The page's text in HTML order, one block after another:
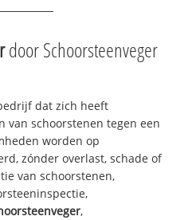
door Schoorsteenveger
dat zich heeft
van schoorstenen tegen een
worden op
zónder overlast, schade of
van schoorstenen,
,